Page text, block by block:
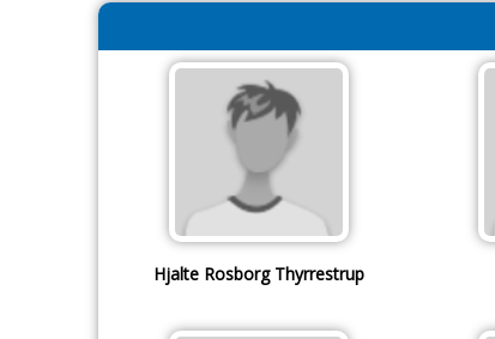
Hjalte Rosborg Thyrrestrup